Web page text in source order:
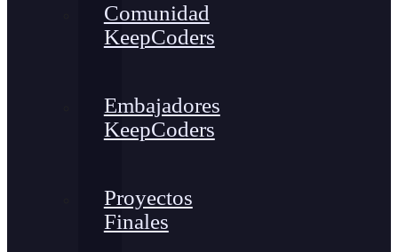
Comunidad
KeepCoders
Embajadores
KeepCoders
Proyectos
Finales